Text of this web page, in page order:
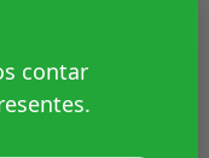
contar
espectáculo.
que no estoy